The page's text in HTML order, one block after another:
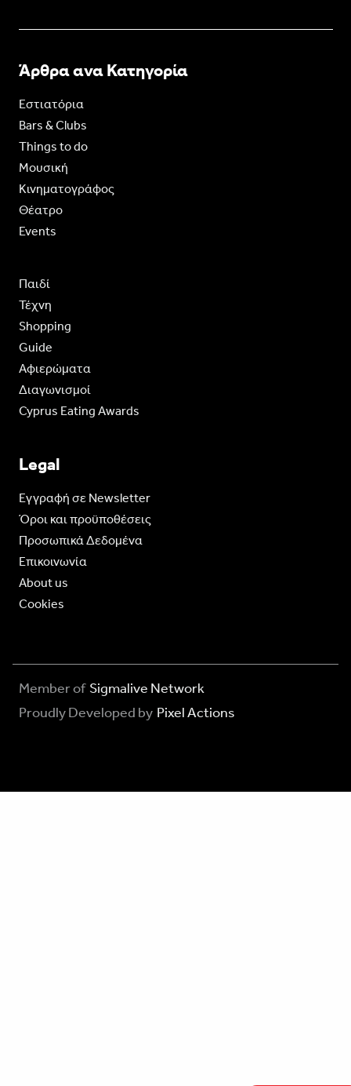
Άρθρα ανα Κατηγορία
Εστιατόρια
Bars & Clubs
Things to do
Moυσική
Κινηματογράφος
Θέατρο
Events
Παιδί
Τέχνη
Shopping
Guide
Aφιερώματα
Διαγωνισμοί
Cyprus Eating Awards
Legal
Eγγραφή σε Newsletter
Όροι και προϋποθέσεις
Προσωπικά Δεδομένα
Επικοινωνία
About us
Cookies
Member of Sigmalive Network
Proudly Developed by Pixel Actions